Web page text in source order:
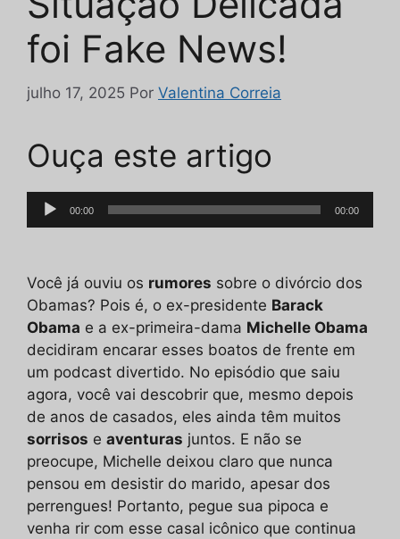
foi Fake News!
julho 17, 2025 Por Valentina Correia
Ouça este artigo
Tocador
de
00:00 00:00
Você já ouviu os rumores sobre o divórcio dos
Obamas? Pois é, o ex-presidente Barack
Obama e a ex-primeira-dama Michelle Obama
decidiram encarar esses boatos de frente em
um podcast divertido. No episódio que saiu
agora, você vai descobrir que, mesmo depois
de anos de casados, eles ainda têm muitos
sorrisos e aventuras juntos. E não se
preocupe, Michelle deixou claro que nunca
pensou em desistir do marido, apesar dos
perrengues! Portanto, pegue sua pipoca e
venha rir com esse casal icônico que continua